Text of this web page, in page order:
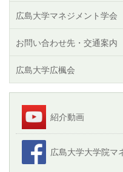
広島大学マネジメント学会
お問い合わせ先・交通案内
広島大学広楓会
紹介動画
広島大学大学院マ